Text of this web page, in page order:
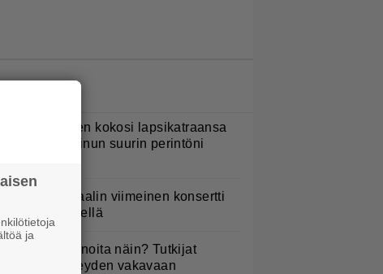
LUETUIMMAT JUTUT
Jani Sievinen kokosi lapsikatraansa
yhteen – ”Minun suurin perintöni
Eppu Normaalin viimeinen konsertti
esitetään Ylellä
Syötkö perunoita näin? Tutkijat
löysivät yhteyden vakavaan
ja